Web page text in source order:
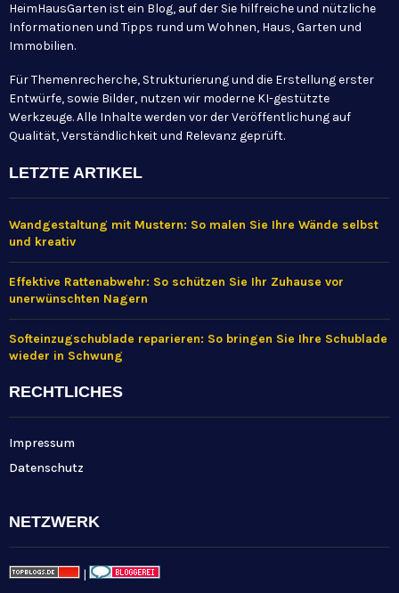
HeimHausGarten ist ein Blog, auf der Sie hilfreiche und nützliche
Informationen und Tipps rund um Wohnen, Haus, Garten und
Immobilien.
Für Themenrecherche, Strukturierung und die Erstellung erster
Entwürfe, sowie Bilder, nutzen wir moderne KI-gestützte
Werkzeuge. Alle Inhalte werden vor der Veröffentlichung auf
Qualität, Verständlichkeit und Relevanz geprüft.
LETZTE ARTIKEL
Wandgestaltung mit Mustern: So malen Sie Ihre Wände selbst
und kreativ
Effektive Rattenabwehr: So schützen Sie Ihr Zuhause vor
unerwünschten Nagern
Softeinzugschublade reparieren: So bringen Sie Ihre Schublade
wieder in Schwung
RECHTLICHES
Impressum
Datenschutz
NETZWERK
|